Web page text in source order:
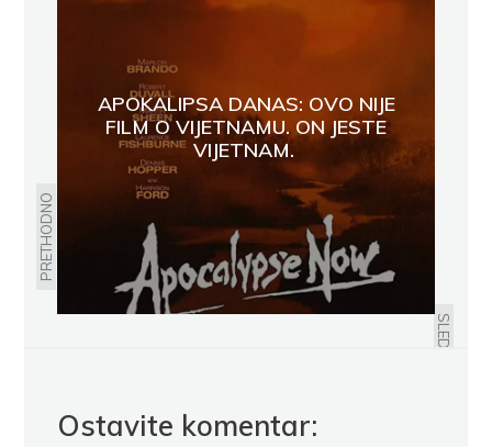
PRETHODNO
APOKALIPSA DANAS: OVO NIJE
FILM O VIJETNAMU. ON JESTE
VIJETNAM.
SLEDEĆE
EMA GOLDMAN
Ostavite komentar: